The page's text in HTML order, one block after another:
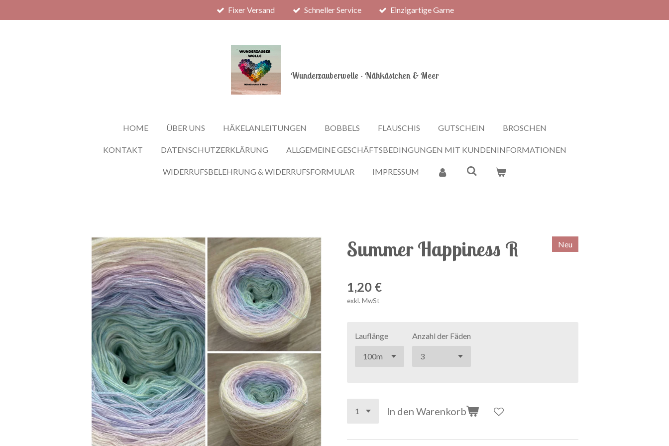
Hauptinhalt
Fixer Versand Schneller Service Einzigartige Garne
Wunderzauberwolle - Nähkästchen & Meer
HOME ÜBER UNS HÄKELANLEITUNGEN BOBBELS FLAUSCHIS GUTSCHEIN BROSCHEN
KONTAKT DATENSCHUTZERKLÄRUNG ALLGEMEINE GESCHÄFTSBEDINGUNGEN MIT KUNDENINFORMATIONEN
WIDERRUFSBELEHRUNG & WIDERRUFSFORMULAR IMPRESSUM
Summer Happiness R Neu
1,20 €
exkl. MwSt
Lauflänge Anzahl der Fäden
In den Warenkorb